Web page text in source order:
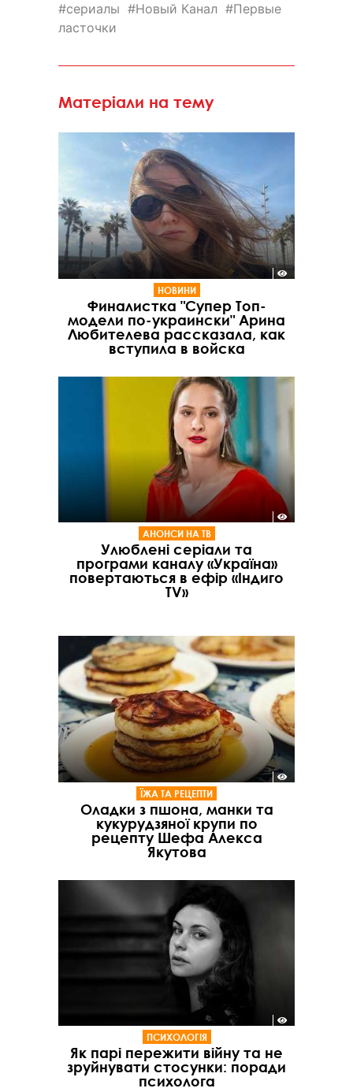
сериалы Новый Канал
Первые
ласточки
Матеріали на тему
НОВИНИ
Финалистка "Супер Топ-
модели по-украински" Арина
Любителева рассказала, как
вступила в войска
АНОНСИ НА ТВ
Улюблені серіали та
програми каналу «Україна»
повертаються в ефір «Індиго
TV»
ЇЖА ТА РЕЦЕПТИ
Оладки з пшона, манки та
кукурудзяної крупи по
рецепту Шефа Алекса
Якутова
ПСИХОЛОГІЯ
Як парі пережити війну та не
зруйнувати стосунки: поради
психолога